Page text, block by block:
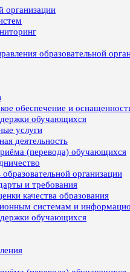
организации
образовательной
обеспечение и
обучающихся
услуги
деятельность
(перевода) обучающихся
организации
и требования
качества образования
системам и
обучающихся